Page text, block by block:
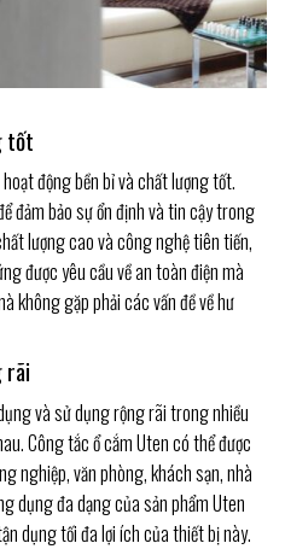
tốt
động bền bỉ và chất lượng tốt.
đảm bảo sự ổn định và tin cậy trong
lượng cao và công nghệ tiên tiến,
được yêu cầu về an toàn điện mà
không gặp phải các vấn đề về hư
rãi
và sử dụng rộng rãi trong nhiều
Công tắc ổ cắm Uten có thể được
nghiệp, văn phòng, khách sạn, nhà
dụng đa dạng của sản phẩm Uten
dụng tối đa lợi ích của thiết bị này.